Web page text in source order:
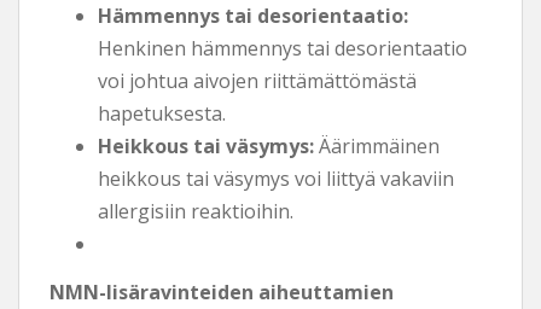
Hämmennys tai desorientaatio:
Henkinen hämmennys tai desorientaatio
voi johtua aivojen riittämättömästä
hapetuksesta.
Heikkous tai väsymys:Äärimmäinen
heikkous tai väsymys voi liittyä vakaviin
allergisiin reaktioihin.
NMN-lisäravinteiden aiheuttamien